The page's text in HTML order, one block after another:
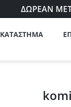
ΔΩΡΕΑΝ
ΚΑΤΑΣΤΗΜΑ